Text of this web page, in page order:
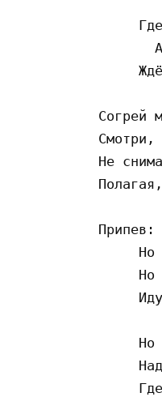
Согрей
Смотри,
Не
Припев:
Но
Но
Но